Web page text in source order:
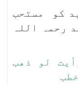
کو مستحب
رحمہ اللہ
لو ذهب